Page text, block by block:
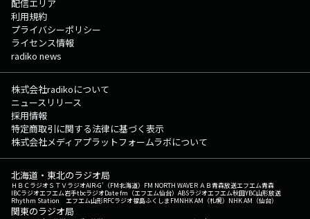
配信エリア
利用規約
プライバシーポリシー
ライセンス情報
radiko news
株式会社radikoについて
ニュースリリース
採用情報
特定商取引に関する法律に基づく表示
株式会社メディアプラットフォームラボについて
北海道・東北のラジオ局
ＨＢＣラジオＳＴＶラジオAIR-G'（FM北海道） FM NORTH WAVEＲＡＢ青森放送エフエム青森
IBCラジオエフエム岩手tbcラジオDate fm（エフエム仙台） ABSラジオエフエム秋田YBC山形放送
Rhythm Station エフエム山形RFCラジオ福島ふくしまFMNHK AM（札幌） NHK AM（仙台）
関東のラジオ局